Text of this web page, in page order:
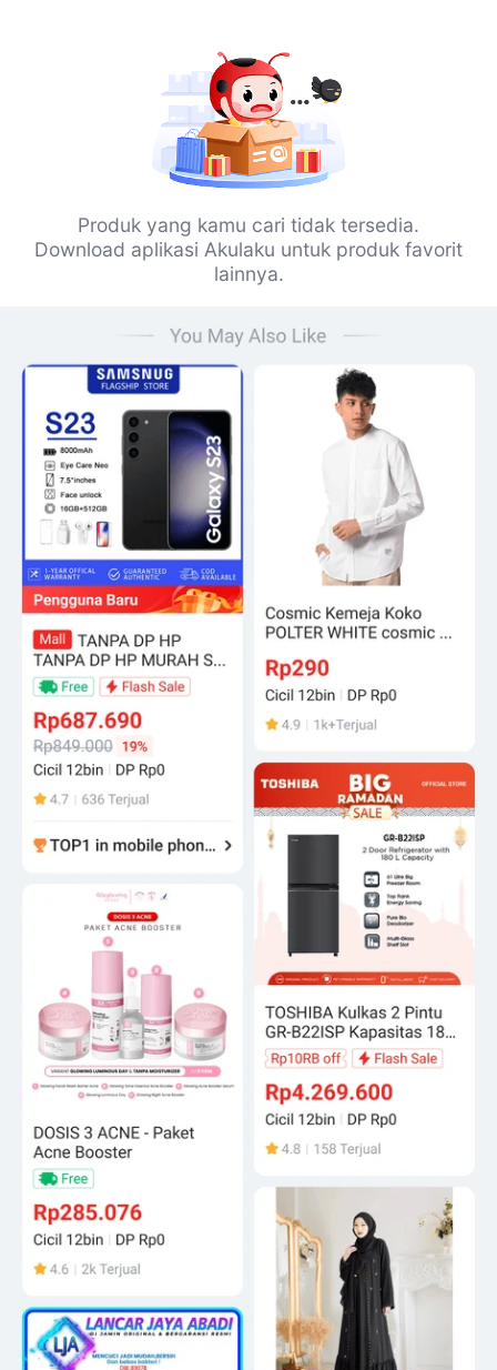
Produk yang kamu cari tidak tersedia.
Download aplikasi Akulaku untuk produk favorit
lainnya.